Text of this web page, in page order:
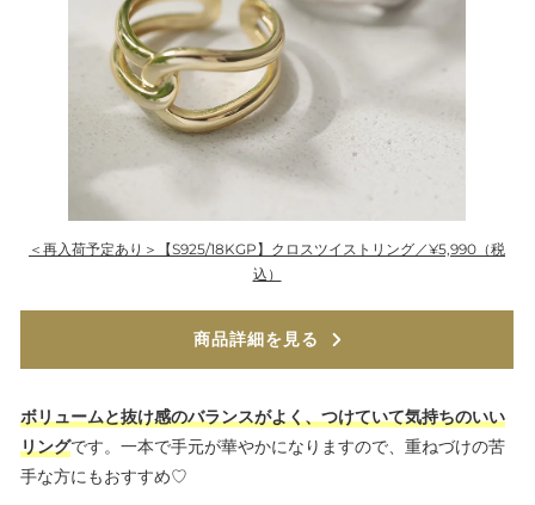
＜再入荷予定あり＞【S925/18KGP】クロスツイストリング／¥5,990（税
込）
商品詳細を見る
ボリュームと抜け感のバランスがよく、つけていて気持ちのいい
リングです。一本で手元が華やかになりますので、重ねづけの苦
手な方にもおすすめ♡